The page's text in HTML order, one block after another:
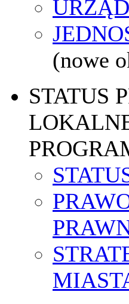
(nowe
STATUS